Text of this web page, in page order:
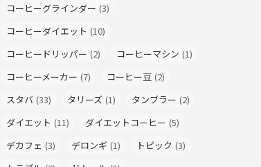
コーヒーグラインダー (3)
コーヒーダイエット (10)
コーヒードリッパー (2) コーヒーマシン (1)
コーヒーメーカー (7) コーヒー豆 (2)
スタバ (33) タリーズ (1) タンブラー (2)
ダイエット (11) ダイエットコーヒー (5)
デカフェ (3) デロンギ (1) トピック (3)